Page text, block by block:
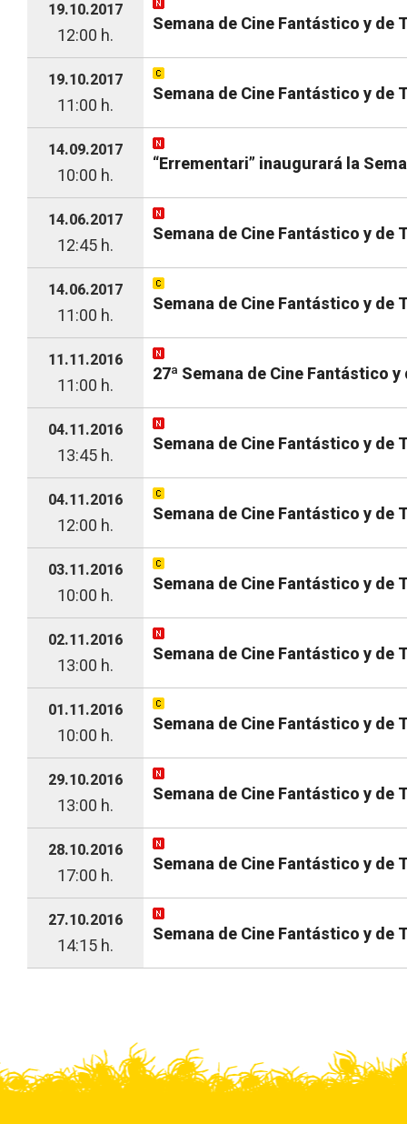
19.10.2017
12:00 h.
Semana de Cine Fantástico y de
19.10.2017
11:00 h.
Semana de Cine Fantástico y de
14.09.2017
10:00 h.
“Errementari” inaugurará la
14.06.2017
12:45 h.
Semana de Cine Fantástico y
14.06.2017
11:00 h.
Semana de Cine Fantástico y de
11.11.2016
11:00 h.
27ª Semana de Cine Fantástico
04.11.2016
13:45 h.
Semana de Cine Fantástico y de
04.11.2016
12:00 h.
Semana de Cine Fantástico y de
03.11.2016
10:00 h.
Semana de Cine Fantástico y de
02.11.2016
13:00 h.
Semana de Cine Fantástico y de
01.11.2016
10:00 h.
Semana de Cine Fantástico y de
29.10.2016
13:00 h.
Semana de Cine Fantástico y de
28.10.2016
17:00 h.
Semana de Cine Fantástico y
27.10.2016
14:15 h.
Semana de Cine Fantástico y